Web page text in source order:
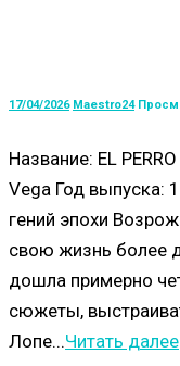
17/04/2026 Maestro24
Название: EL
Vega Год выпуска:
гений эпохи
свою жизнь более
дошла примерно
сюжеты,
Лопе...Читать далее